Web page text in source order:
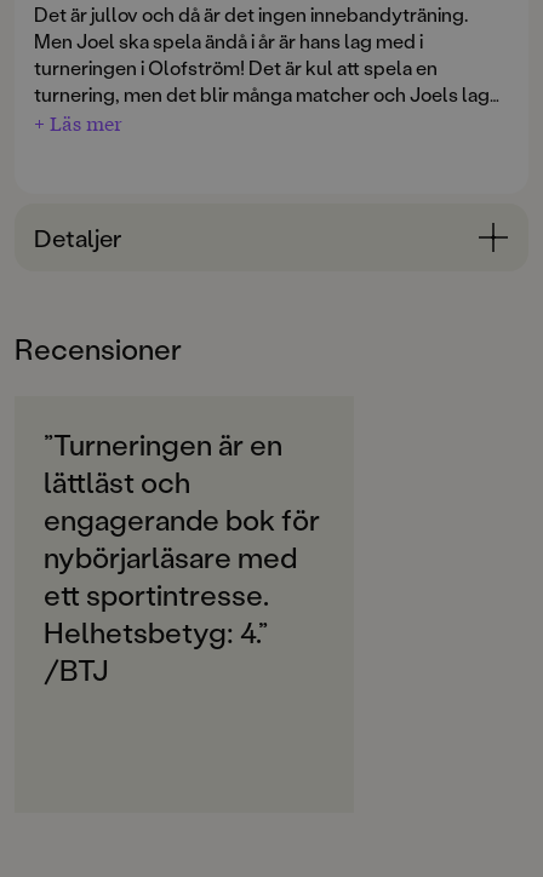
Det är jullov och då är det ingen innebandyträning.
Men Joel ska spela ändå i år är hans lag med i
turneringen i Olofström! Det är kul att spela en
turnering, men det blir många matcher och Joels lag
spelar sämre än de brukar. Ju tröttare spelarna blir
Joel spelar innebandy
sportälskare. Berättelserna är charmiga
med läsvänlig typografi varvat med pratbubblor med
versal text och färgglada illustrationer, skapar roliga
+ Läs mer
Detaljer
6-9
Svenska
SPRÅK
Svenska
SERIE
Lättläst
PUBLICERINGSDATUM
2017-01-13
Recensioner
”Turneringen är en
lättläst och
engagerande bok för
nybörjarläsare med
ett sportintresse.
Helhetsbetyg: 4.”
/BTJ